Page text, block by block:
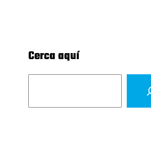
Cerca aquí